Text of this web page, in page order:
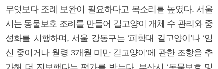
무엇보다 조례 보완이 필요하다고 목소리를 높였다. 서울
시는 동물보호 조례를 만들어 길고양이 개체 수 관리와 중
성화를 시행하며, 서울 강동구는 ‘피학대 길고양이’나 ‘임
신 중이거나 월령 3개월 미만 길고양이’에 관한 조항을 추
가해 더 진보했다는 평가를 받는다. 부산시 ‘동물보호 및